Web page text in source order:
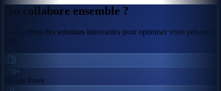
On collabore ensemble ?
Nous créons des solutions innovantes pour optimiser votre présence
150+
Projets livrés